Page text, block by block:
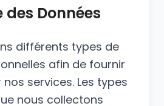
des Données
différents types de
afin de fournir
services. Les types
nous collectons